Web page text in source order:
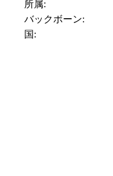
所属:
バックボーン:
国: